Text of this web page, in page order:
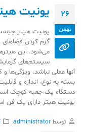
26
بهمن
یونیت
یونیت هیتر
گرم کردن فضاهای
می‌شود. این
سیستم‌های
آنها عملی نباشد. ویژگی‌ها
بسته به نوع، اندازه و
دستگاه یک جعبه کوچک
یونیت هیتر دارای یک فن
توسطadministrator